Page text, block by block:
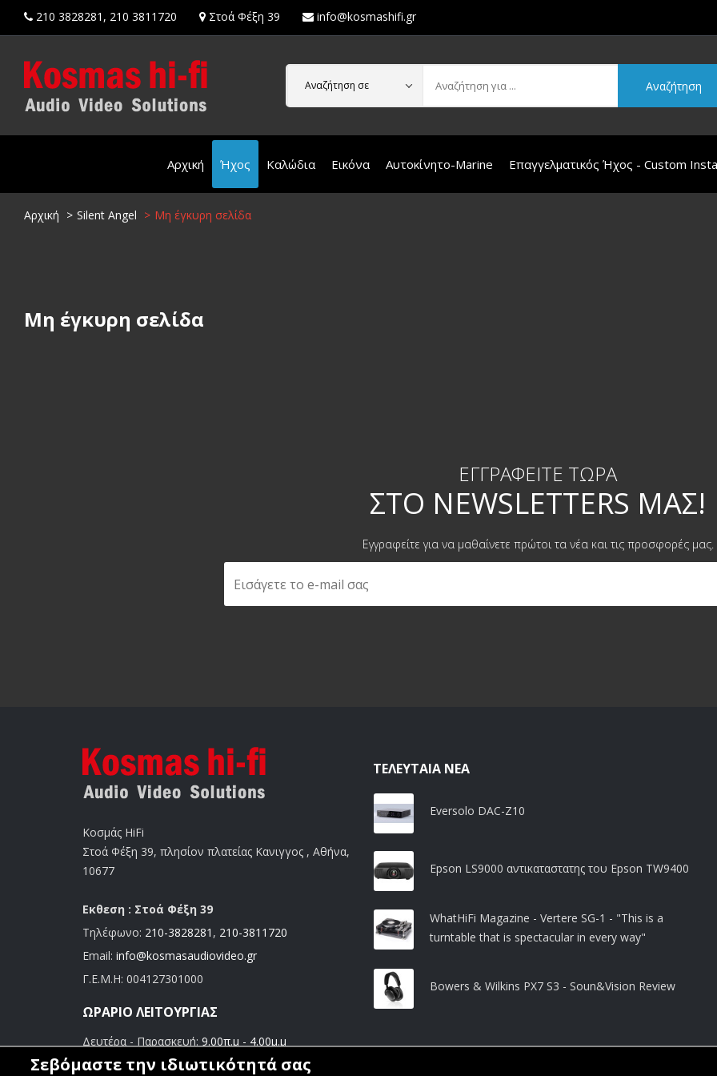
210 3828281 , 210 3811720 Στοά Φέξη 39 info@kosmashifi.gr
Αναζήτηση σε Αναζήτηση
Αρχική Ήχος Καλώδια Εικόνα Αυτοκίνητο-Marine Επαγγελματικός Ήχος - Custom
Αρχική Silent Angel Μη έγκυρη σελίδα
Μη έγκυρη σελίδα
ΕΓΓΡΑΦΕΊΤΕ ΤΏΡΑ
ΣΤΟ NEWSLETTERS ΜΑΣ!
Εγγραφείτε για να μαθαίνετε πρώτοι τα νέα και τις προσφορές μας.
Κοσμάς HiFi
Στοά Φέξη 39, πλησίον πλατείας Κανιγγος , Αθήνα,
10677
Εκθεση : Στοά Φέξη 39
Τηλέφωνο: 210-3828281 , 210-3811720
Email: info@kosmasaudiovideo.gr
Γ.Ε.Μ.Η: 004127301000
ΩΡΆΡΙΟ ΛΕΙΤΟΥΡΓΊΑΣ
Δευτέρα - Παρασκευή: 9.00π.μ - 4.00μ.μ
Σάββατο:9.00π.μ - 3.00μ.μ
ΤΕΛΕΥΤΑΊΑ ΝΈΑ
Eversolo DAC-Z10
Epson LS9000 αντικαταστατης του Epson TW9400
WhatHiFi Magazine - Vertere SG-1 - "This is a
turntable that is spectacular in every way"
Bowers & Wilkins PX7 S3 - Soun&Vision Review
Σεβόμαστε την ιδιωτικότητά σας